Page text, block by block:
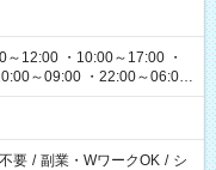
12:00 ・10:00～17:00 ・
～09:00 ・22:00～06:00
要 / 副業・WワークOK / シ